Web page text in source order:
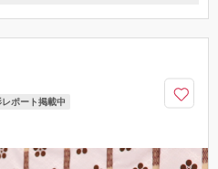
レポート掲載中